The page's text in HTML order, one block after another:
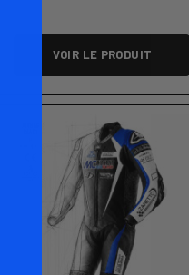
VOIR LE PRODUIT